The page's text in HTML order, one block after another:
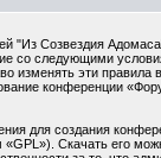
"Из Созвездия
со следующими
изменять эти
конференции
для создания
Скачать его